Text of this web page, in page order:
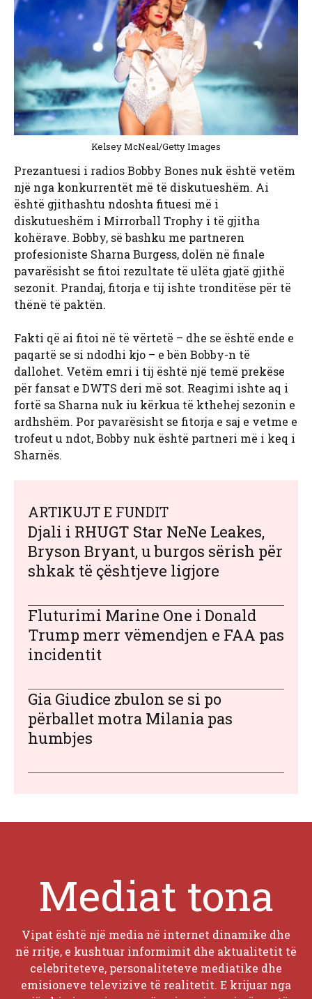
Kelsey McNeal/Getty Images
Prezantuesi i radios Bobby Bones nuk është vetëm
një nga konkurrentët më të diskutueshëm. Ai
është gjithashtu ndoshta fituesi më i
diskutueshëm i Mirrorball Trophy i të gjitha
kohërave. Bobby, së bashku me partneren
profesioniste Sharna Burgess, dolën në finale
pavarësisht se fitoi rezultate të ulëta gjatë gjithë
sezonit. Prandaj, fitorja e tij ishte tronditëse për të
thënë të paktën.
Fakti që ai fitoi në të vërtetë – dhe se është ende e
paqartë se si ndodhi kjo – e bën Bobby-n të
dallohet. Vetëm emri i tij është një temë prekëse
për fansat e DWTS deri më sot. Reagimi ishte aq i
fortë sa Sharna nuk iu kërkua të kthehej sezonin e
ardhshëm. Por pavarësisht se fitorja e saj e vetme e
trofeut u ndot, Bobby nuk është partneri më i keq i
Sharnës.
ARTIKUJT E FUNDIT
Djali i RHUGT Star NeNe Leakes,
Bryson Bryant, u burgos sërish për
shkak të çështjeve ligjore
Fluturimi Marine One i Donald
Trump merr vëmendjen e FAA pas
incidentit
Gia Giudice zbulon se si po
përballet motra Milania pas
humbjes
Mediat tona
Vipat është një media në internet dinamike dhe
në rritje, e kushtuar informimit dhe aktualitetit të
celebriteteve, personaliteteve mediatike dhe
emisioneve televizive të realitetit. E krijuar nga